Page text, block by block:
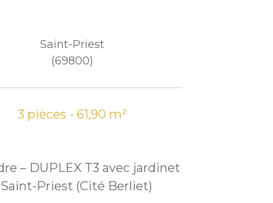
Saint-Priest
(69800)
3 pièces - 61,90 m²
– DUPLEX T3 avec jardinet
Saint-Priest (Cité Berliet)